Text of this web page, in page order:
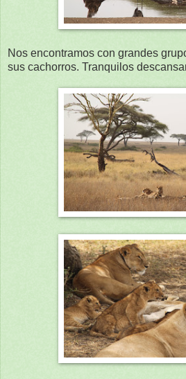
Nos encontramos con grandes
sus cachorros. Tranquilos